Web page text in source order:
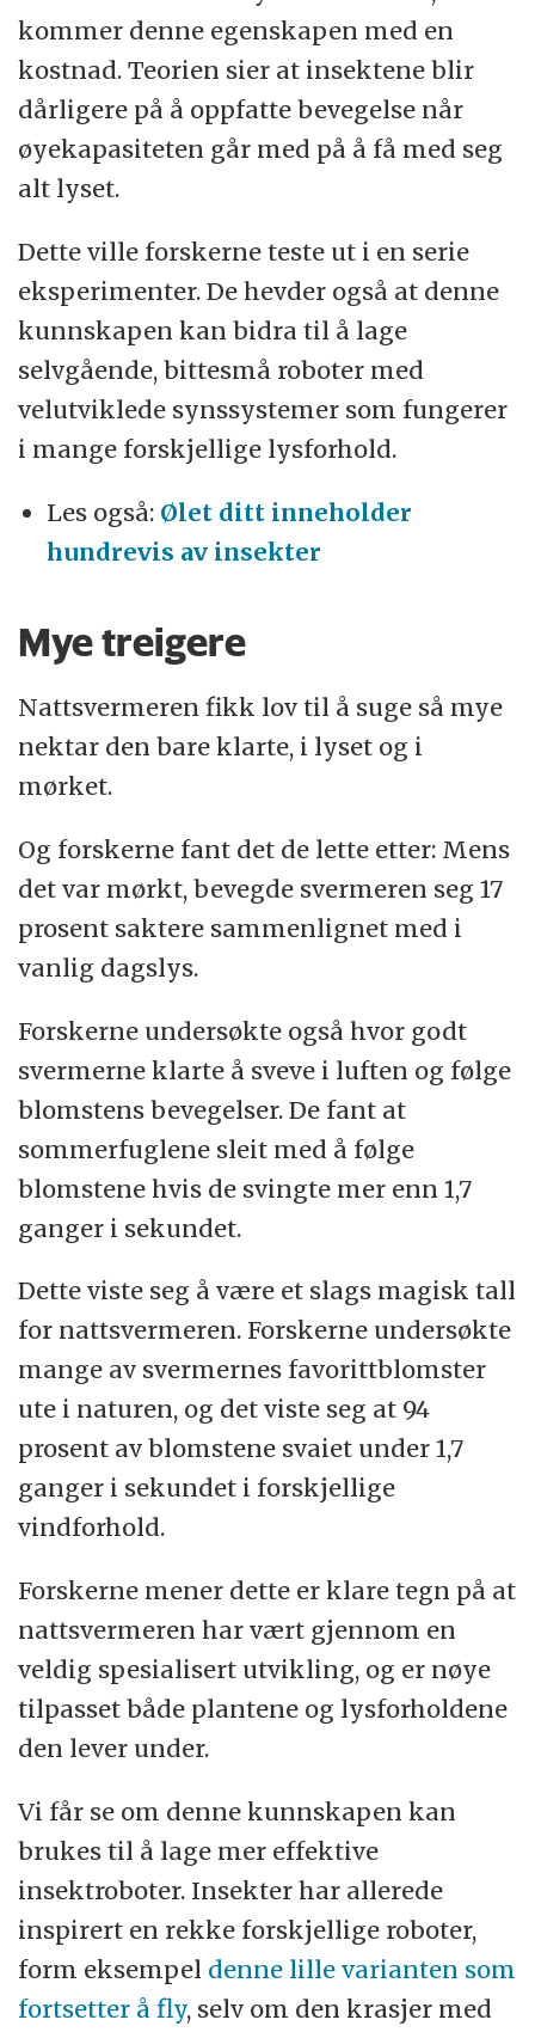
kommer denne egenskapen med en
kostnad. Teorien sier at insektene blir
dårligere på å oppfatte bevegelse når
øyekapasiteten går med på å få med seg
alt lyset.
Dette ville forskerne teste ut i en serie
eksperimenter. De hevder også at denne
kunnskapen kan bidra til å lage
selvgående, bittesmå roboter med
velutviklede synssystemer som fungerer
i mange forskjellige lysforhold.
Les også: Ølet ditt inneholder
hundrevis av insekter
Mye treigere
Nattsvermeren fikk lov til å suge så mye
nektar den bare klarte, i lyset og i
mørket.
Og forskerne fant det de lette etter: Mens
det var mørkt, bevegde svermeren seg 17
prosent saktere sammenlignet med i
vanlig dagslys.
Forskerne undersøkte også hvor godt
svermerne klarte å sveve i luften og følge
blomstens bevegelser. De fant at
sommerfuglene sleit med å følge
blomstene hvis de svingte mer enn 1,7
ganger i sekundet.
Dette viste seg å være et slags magisk tall
for nattsvermeren. Forskerne undersøkte
mange av svermernes favorittblomster
ute i naturen, og det viste seg at 94
prosent av blomstene svaiet under 1,7
ganger i sekundet i forskjellige
vindforhold.
Forskerne mener dette er klare tegn på at
nattsvermeren har vært gjennom en
veldig spesialisert utvikling, og er nøye
tilpasset både plantene og lysforholdene
den lever under.
Vi får se om denne kunnskapen kan
brukes til å lage mer effektive
insektroboter. Insekter har allerede
inspirert en rekke forskjellige roboter,
form eksempel denne lille varianten som
fortsetter å fly, selv om den krasjer med